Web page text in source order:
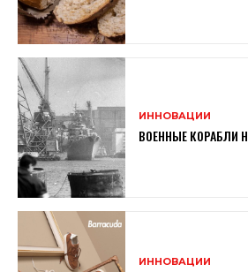
ИННОВАЦИИ
ВОЕННЫЕ КОРАБЛИ
ИННОВАЦИИ